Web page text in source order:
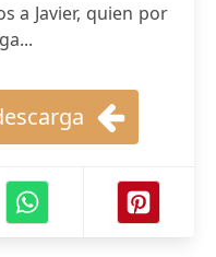
a Javier, quien por